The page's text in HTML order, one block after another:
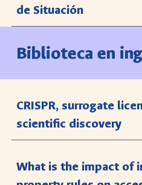
de Situación
Bibliotecaen
CRISPR, surrogate
scientific discovery
What is the impact of